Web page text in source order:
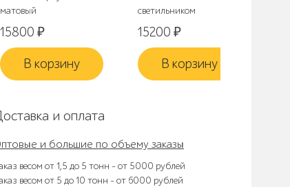
матовый
15800 ₽
В корзину
светильником
15200 ₽
В корзину
и оплата
и большие по объему заказы
весом от 1,5 до 5 тонн – от 5000 рублей
весом от 5 до 10 тонн – от 6000 рублей